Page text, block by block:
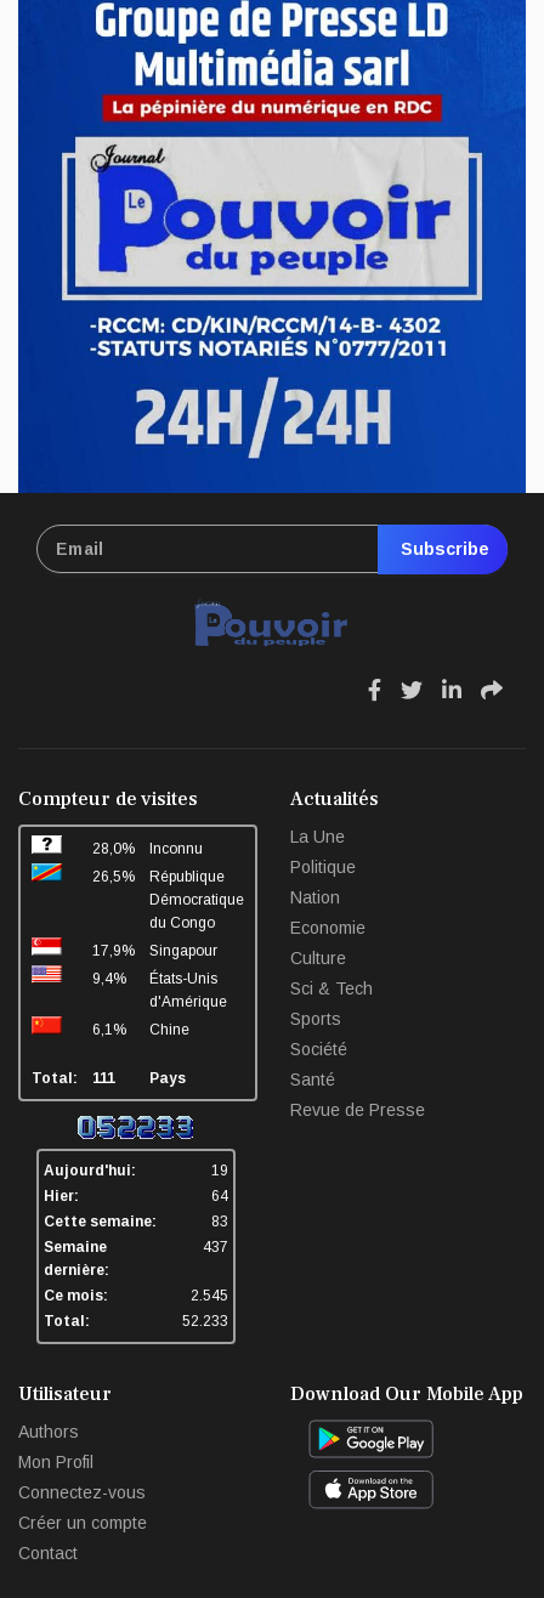
La 8e édition du concours littéraire « Prix Zamenga » a été
officiellement lancée ce mercredi 13 mai à Kinshasa, à
Mai 13, 2026
Nord-Kivu : le député Crispin Mbindule dans le
collimateur de l’ANR
Le député national Crispin Mbindule, également président du
conseil d’administration du Cadastre minier, fait l’objet d’un...
Mai 13, 2026
Subscribe
fa
fa
fa
fa
Compteur de visites
28,0%
Inconnu
26,5%
République
Démocratique
du Congo
17,9%
Singapour
9,4%
États-Unis
d'Amérique
6,1%
Chine
Total: 111 Pays
Aujourd'hui:
19
Hier:
64
Cette semaine:
83
Semaine
dernière:
437
Ce mois:
2.545
Total:
52.233
Actualités
La Une
Politique
Nation
Economie
Culture
Sci & Tech
Sports
Société
Santé
Revue de Presse
Utilisateur
Authors
Mon Profil
Connectez-vous
Créer un compte
Contact
Download Our Mobile App